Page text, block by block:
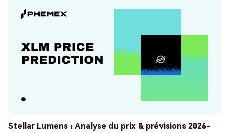
Stellar Lumens : Analyse du prix & prévisions 2026-